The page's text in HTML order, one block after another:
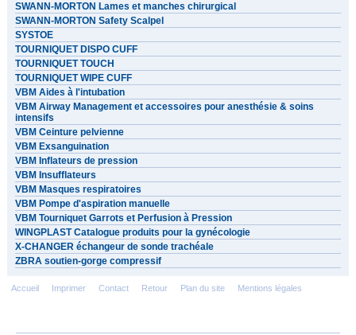
SWANN-MORTON Lames et manches chirurgical
SWANN-MORTON Safety Scalpel
SYSTOE
TOURNIQUET DISPO CUFF
TOURNIQUET TOUCH
TOURNIQUET WIPE CUFF
VBM Aides à l'intubation
VBM Airway Management et accessoires pour anesthésie & soins
intensifs
VBM Ceinture pelvienne
VBM Exsanguination
VBM Inflateurs de pression
VBM Insufflateurs
VBM Masques respiratoires
VBM Pompe d'aspiration manuelle
VBM Tourniquet Garrots et Perfusion à Pression
WINGPLAST Catalogue produits pour la gynécologie
X-CHANGER échangeur de sonde trachéale
ZBRA soutien-gorge compressif
Accueil Imprimer Contact Retour Plan du site Mentions légales